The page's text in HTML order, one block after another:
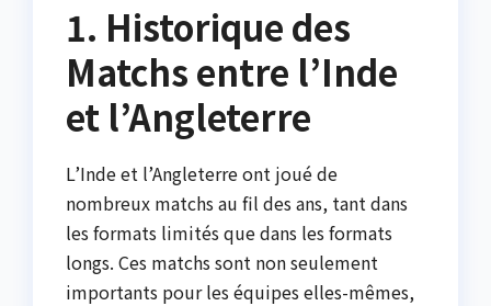
1. Historique des
Matchs entre l’Inde
et l’Angleterre
L’Inde et l’Angleterre ont joué de
nombreux matchs au fil des ans, tant dans
les formats limités que dans les formats
longs. Ces matchs sont non seulement
importants pour les équipes elles-mêmes,